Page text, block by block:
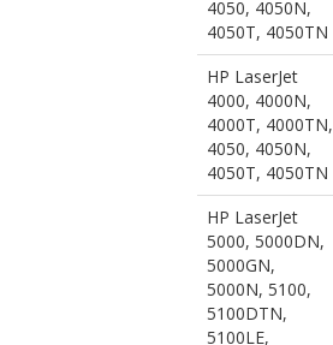
4050, 4050N,
4050T, 4050TN
HP LaserJet
4000, 4000N,
4000T, 4000TN,
4050, 4050N,
4050T, 4050TN
HP LaserJet
5000, 5000DN,
5000GN,
5000N, 5100,
5100DTN,
5100LE,